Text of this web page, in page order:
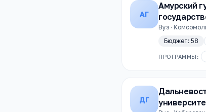
АГ
Амурский
Вуз ·
Бюджет: 58
ПРОГРАММЫ:
ДГ